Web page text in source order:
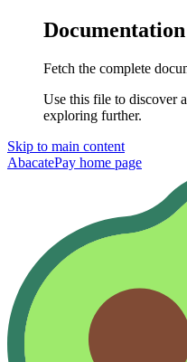
Fetch the complete
Use this file to discover
exploring further.
Skip to main content
AbacatePay home page